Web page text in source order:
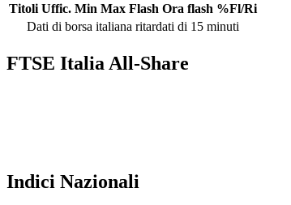
Titoli Uffic. Min Max Flash Ora flash %Fl/Ri
Dati di borsa italiana ritardati di 15 minuti
FTSE Italia All-Share
Indici Nazionali